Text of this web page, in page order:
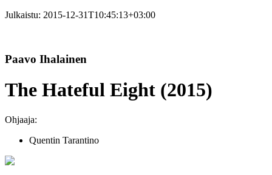
Julkaistu: 2015-12-31T10:45:13+03:00
Paavo Ihalainen
The Hateful Eight (2015)
Ohjaaja:
Quentin Tarantino